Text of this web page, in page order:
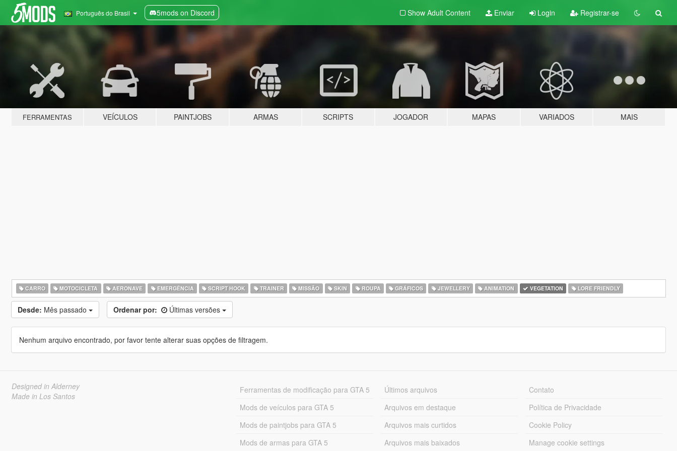
Português do Brasil 5mods on Discord Show Adult Content Enviar Login Registrar-se
FERRAMENTAS VEÍCULOS PAINTJOBS ARMAS SCRIPTS JOGADOR MAPAS VARIADOS MAIS
CARRO MOTOCICLETA AERONAVE EMERGÊNCIA SCRIPT HOOK TRAINER MISSÃO SKIN ROUPA GRÁFICOS JEWELLERY ANIMATION VEGETATION LORE FRIENDLY
Desde: Mês passado Ordenar por: Últimas versões
Nenhum arquivo encontrado, por favor tente alterar suas opções de filtragem.
Designed in Alderney
Made in Los Santos
Ferramentas de modificação para GTA 5
Mods de veículos para GTA 5
Mods de paintjobs para GTA 5
Mods de armas para GTA 5
Últimos arquivos
Arquivos em destaque
Arquivos mais curtidos
Arquivos mais baixados
Contato
Política de Privacidade
Cookie Policy
Manage cookie settings